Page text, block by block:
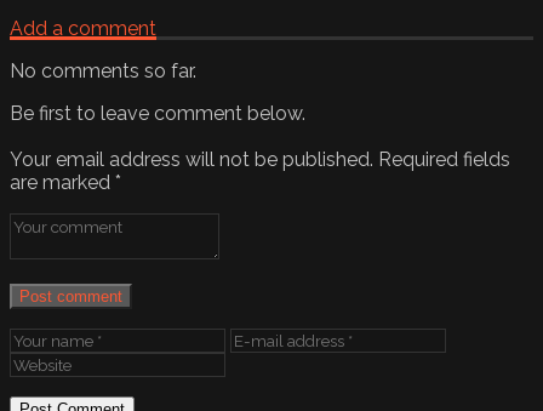
Add a comment
No comments so far.
Be first to leave comment below.
Your email address will not be published. Required fields
are marked *
Post comment